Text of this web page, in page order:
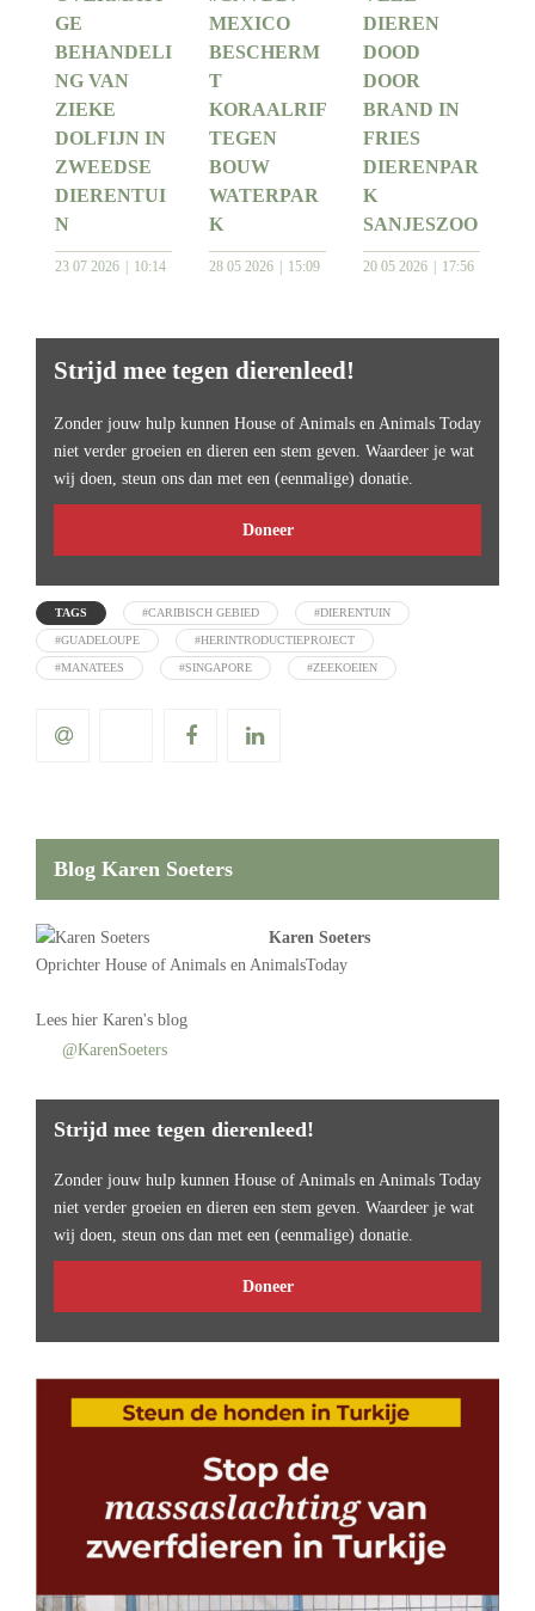
GE
BEHANDELI
NG VAN
ZIEKE
DOLFIJN IN
ZWEEDSE
DIERENTUI
N
23 07 2026 10:14
MEXICO
BESCHERM
T
KORAALRIF
TEGEN
BOUW
WATERPAR
K
28 05 2026 15:09
DIEREN
DOOD
DOOR
BRAND IN
FRIES
DIERENPAR
K
SANJESZOO
20 05 2026 17:56
Strijd mee tegen dierenleed!
Zonder jouw hulp kunnen House of Animals en Animals Today
niet verder groeien en dieren een stem geven. Waardeer je wat
wij doen, steun ons dan met een (eenmalige) donatie.
Doneer
TAGS #CARIBISCH GEBIED #DIERENTUIN
#GUADELOUPE #HERINTRODUCTIEPROJECT
#MANATEES #SINGAPORE #ZEEKOEIEN
Blog Karen Soeters
Karen Soeters
Oprichter House of Animals en AnimalsToday
Lees hier Karen's blog
@KarenSoeters
Strijd mee tegen dierenleed!
Zonder jouw hulp kunnen House of Animals en Animals Today
niet verder groeien en dieren een stem geven. Waardeer je wat
wij doen, steun ons dan met een (eenmalige) donatie.
Doneer